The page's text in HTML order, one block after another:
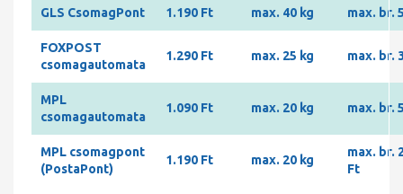
GLS CsomagPont 1.190 Ft max. 40 kg max. br.
FOXPOST
csomagautomata
1.290 Ft max. 25 kg max. br.
MPL
csomagautomata
1.090 Ft max. 20 kg max. br.
MPL csomagpont
(PostaPont)
1.190 Ft max. 20 kg
max. br.
Ft